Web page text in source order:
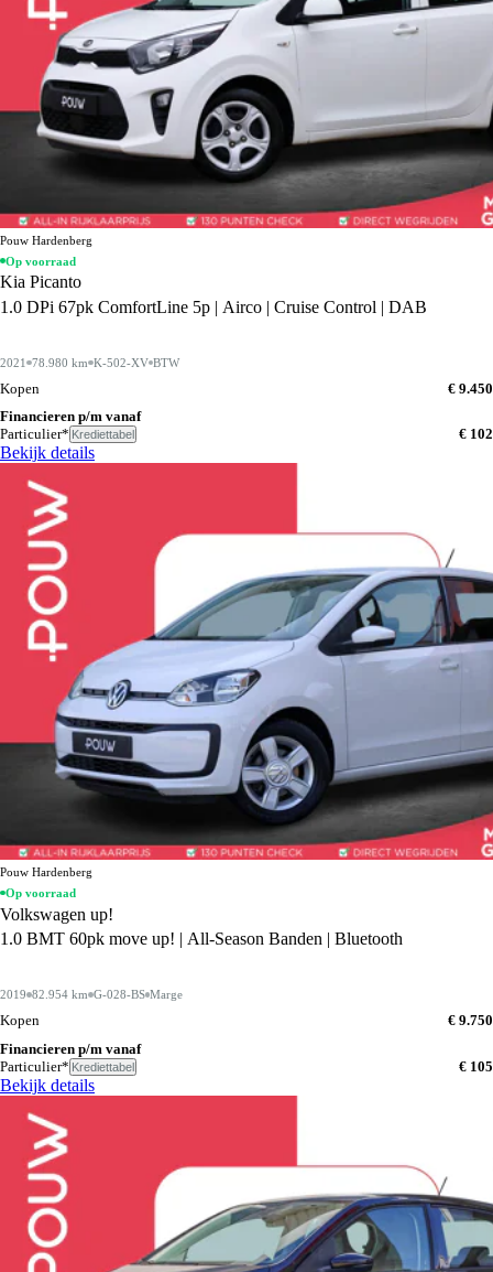
Pouw Hardenberg
Op voorraad
Kia Picanto
1.0 DPi 67pk ComfortLine 5p | Airco | Cruise Control | DAB
2021 78.980 km K-502-XV BTW
Kopen
€ 9.450
Financieren p/m vanaf
Particulier* Krediettabel € 102
Bekijk details
Pouw Hardenberg
Op voorraad
Volkswagen up!
1.0 BMT 60pk move up! | All-Season Banden | Bluetooth
2019 82.954 km G-028-BS Marge
Kopen
€ 9.750
Financieren p/m vanaf
Particulier* Krediettabel € 105
Bekijk details